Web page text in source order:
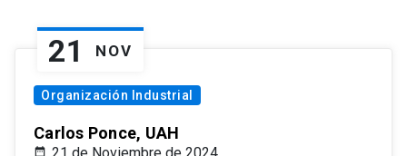
21 NOV
Organización Industrial
Carlos Ponce, UAH